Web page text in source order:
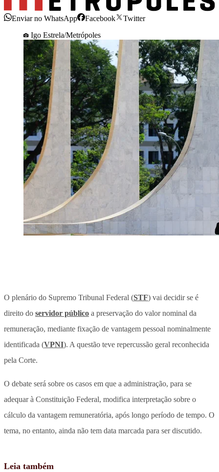
Enviar no WhatsApp Facebook
Twitter
Igo Estrela/Metrópoles
O plenário do Supremo Tribunal Federal (STF) vai decidir se é
direito do servidor público a preservação do valor nominal da
remuneração, mediante fixação de vantagem pessoal nominalmente
identificada (VPNI). A questão teve repercussão geral reconhecida
pela Corte.
O debate será sobre os casos em que a administração, para se
adequar à Constituição Federal, modifica interpretação sobre o
cálculo da vantagem remuneratória, após longo período de tempo. O
tema, no entanto, ainda não tem data marcada para ser discutido.
Leia também